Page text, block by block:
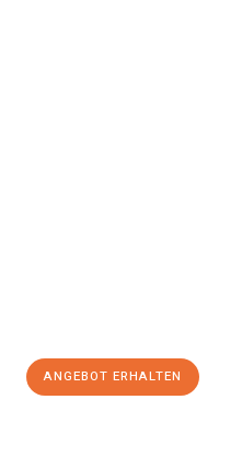
ANGEBOT ERHALTEN